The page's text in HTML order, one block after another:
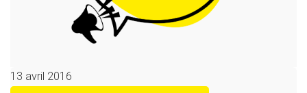
13 avril 2016